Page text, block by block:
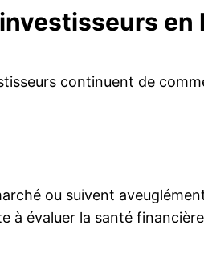
en
continuent de
ou suivent
évaluer la santé